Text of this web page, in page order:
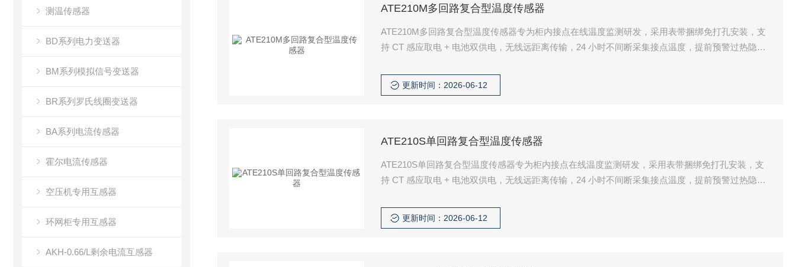
测温传感器
BD系列电力变送器
BM系列模拟信号变送器
BR系列罗氏线圈变送器
BA系列电流传感器
霍尔电流传感器
空压机专用互感器
环网柜专用互感器
AKH-0.66/L剩余电流互感器
ATE210M多回路复合型温度传感器
ATE210M多回路复合型温度传感器专为柜内接点在线温度监测研发，采用表带捆绑免打孔安装，支
持 CT 感应取电 + 电池双供电，无线远距离传输，24 小时不间断采集接点温度，提前预警过热隐
更新时间：2026-06-12
ATE210S单回路复合型温度传感器
ATE210S单回路复合型温度传感器专为柜内接点在线温度监测研发，采用表带捆绑免打孔安装，支
持 CT 感应取电 + 电池双供电，无线远距离传输，24 小时不间断采集接点温度，提前预警过热隐
更新时间：2026-06-12